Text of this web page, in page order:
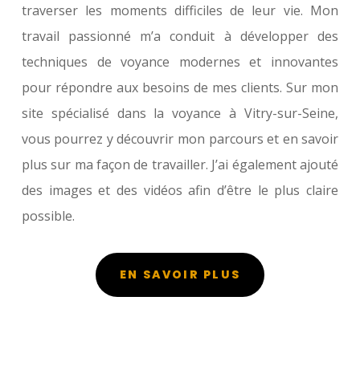
traverser les moments difficiles de leur vie. Mon
travail passionné m’a conduit à développer des
techniques de voyance modernes et innovantes
pour répondre aux besoins de mes clients. Sur mon
site spécialisé dans la voyance à Vitry-sur-Seine,
vous pourrez y découvrir mon parcours et en savoir
plus sur ma façon de travailler. J’ai également ajouté
des images et des vidéos afin d’être le plus claire
possible.
EN SAVOIR PLUS